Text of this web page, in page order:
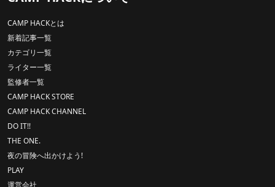
CAMP HACKとは
新着記事一覧
カテゴリ一覧
ライター一覧
監修者一覧
CAMP HACK STORE
CAMP HACK CHANNEL
DO IT!!
THE ONE.
夜の冒険へ出かけよう!
PLAY
運営会社